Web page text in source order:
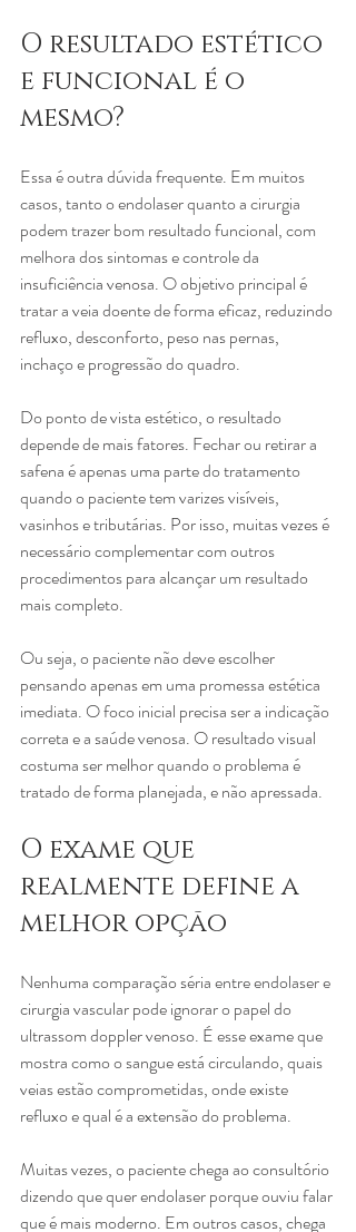
O resultado estético
e funcional é o
mesmo?
Essa é outra dúvida frequente. Em muitos
casos, tanto o endolaser quanto a cirurgia
podem trazer bom resultado funcional, com
melhora dos sintomas e controle da
insuficiência venosa. O objetivo principal é
tratar a veia doente de forma eficaz, reduzindo
refluxo, desconforto, peso nas pernas,
inchaço e progressão do quadro.
Do ponto de vista estético, o resultado
depende de mais fatores. Fechar ou retirar a
safena é apenas uma parte do tratamento
quando o paciente tem varizes visíveis,
vasinhos e tributárias. Por isso, muitas vezes é
necessário complementar com outros
procedimentos para alcançar um resultado
mais completo.
Ou seja, o paciente não deve escolher
pensando apenas em uma promessa estética
imediata. O foco inicial precisa ser a indicação
correta e a saúde venosa. O resultado visual
costuma ser melhor quando o problema é
tratado de forma planejada, e não apressada.
O exame que
realmente define a
melhor opção
Nenhuma comparação séria entre endolaser e
cirurgia vascular pode ignorar o papel do
ultrassom doppler venoso. É esse exame que
mostra como o sangue está circulando, quais
veias estão comprometidas, onde existe
refluxo e qual é a extensão do problema.
Muitas vezes, o paciente chega ao consultório
dizendo que quer endolaser porque ouviu falar
que é mais moderno. Em outros casos, chega